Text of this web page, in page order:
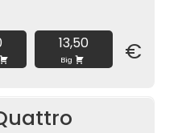
13,50
Big €